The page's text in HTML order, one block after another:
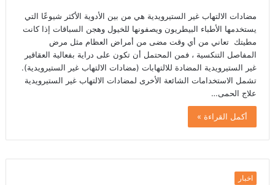
مضادات الالتهاب غير الستيرويدية هي من بين الأدوية الأكثر شيوعًا التي
يستخدمها الأطباء البيطريون ويصفونها للخيول وهجن السباقات إذا كانت
مطيتك تعاني من أي وقت مضى من أمراض العظام مثل مرض
المفاصل التنكسية ، فمن المحتمل أن تكون على دراية بفعالية العقاقير
غير الستيرويدية المضادة للالتهابات (مضادات الالتهاب غير الستيرويدية).
تشمل الاستخدامات الشائعة الأخرى لمضادات الالتهاب غير الستيرويدية
علاج الحمى…
أكمل القراءة »
اخبار